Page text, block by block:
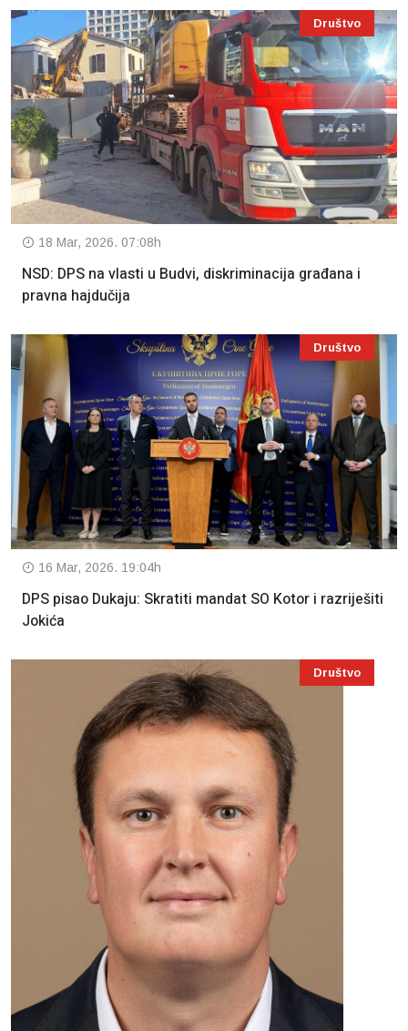
Društvo
18 Mar, 2026. 07:08h
NSD: DPS na vlasti u Budvi, diskriminacija građana i
pravna hajdučija
Društvo
16 Mar, 2026. 19:04h
DPS pisao Dukaju: Skratiti mandat SO Kotor i razriješiti
Jokića
Društvo